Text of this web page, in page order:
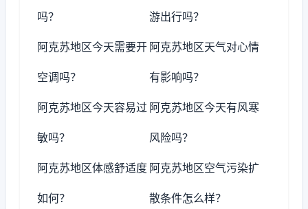
吗？ 游出行吗？
阿克苏地区今天需要开
空调吗？
阿克苏地区天气对心情
有影响吗？
阿克苏地区今天容易过
敏吗？
阿克苏地区今天有风寒
风险吗？
阿克苏地区体感舒适度
如何？
阿克苏地区空气污染扩
散条件怎么样？